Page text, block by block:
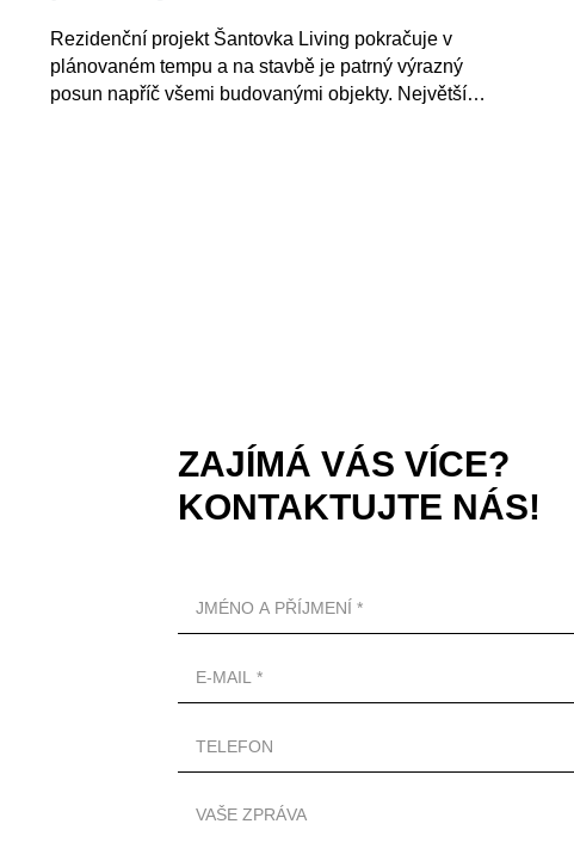
Rezidenční projekt Šantovka Living pokračuje v
plánovaném tempu a na stavbě je patrný výrazný
posun napříč všemi budovanými objekty. Největší…
ZAJÍMÁ VÁS VÍCE?
KONTAKTUJTE NÁS!